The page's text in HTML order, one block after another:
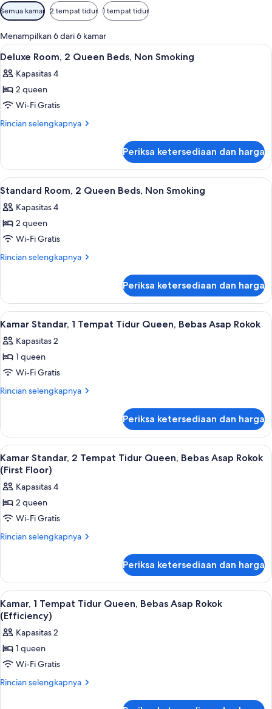
Filter
tersedia
untuk
kamar
Semua kamar 2 tempat tidur 1 tempat tidur
Menampilkan 6 dari 6 kamar
Lihat
semua
foto
untuk
Deluxe
Room,
Beds,
Non
Smoking
Meja kerja, tirai kedap cahaya, dan
2
Deluxe Room, 2 Queen Beds, Non Smoking
Kapasitas 4
2 queen
Wi-Fi Gratis
Rincian selengkapnya
Rincian
Deluxe
Room,
2
Beds,
Non
Periksa ketersediaan dan harga
Lihat
semua
foto
untuk
Standard
Room,
Beds,
Non
Smoking
1
Standard Room, 2 Queen Beds, Non Smoking
Kapasitas 4
2 queen
Wi-Fi Gratis
Rincian selengkapnya
Rincian
Standard
Room,
2
Beds,
Non
Periksa ketersediaan dan harga
Lihat
semua
foto
untuk
Kamar
Standar,
Tidur
Queen,
Bebas
Asap
Rokok
Kamar Standar, 1 Tempat Tidur
4
Kamar Standar, 1 Tempat Tidur Queen, Bebas Asap Rokok
Kapasitas 2
1 queen
Wi-Fi Gratis
Rincian selengkapnya
Rincian
Kamar
Standar,
1
Tempat
Tidur
Queen,
Bebas
Rokok
Periksa ketersediaan dan harga
Lihat
semua
foto
untuk
Kamar
Standar,
2
Queen,
Bebas
Asap
Rokok
(First
Floor)
Kamar Standar, 2 Tempat Tidur
4
Kamar Standar, 2 Tempat Tidur Queen, Bebas Asap Rokok
(First Floor)
Kapasitas 4
2 queen
Wi-Fi Gratis
Rincian selengkapnya
Rincian
Kamar
Standar,
2
Tempat
Tidur
Queen,
Bebas
Rokok
(First
Floor)
Periksa ketersediaan dan harga
Lihat
semua
foto
untuk
Kamar,
1
Tempat
Kamar, 1 Tempat Tidur Queen,
4
Kamar, 1 Tempat Tidur Queen, Bebas Asap Rokok
(Efficiency)
Kapasitas 2
1 queen
Wi-Fi Gratis
Rincian selengkapnya
Rincian